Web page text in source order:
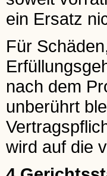
ein Ersatz
Für
nach dem
unberührt
wird auf die